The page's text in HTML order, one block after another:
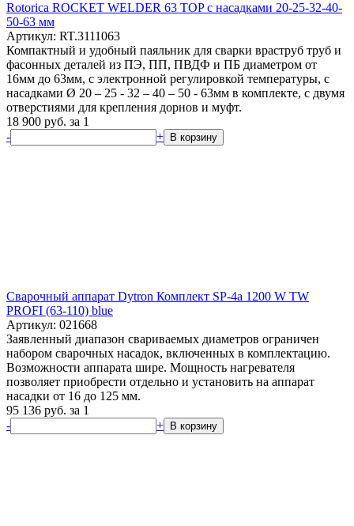
Rotorica ROCKET WELDER 63 TOP с насадками 20-25-32-40-
50-63 мм
Артикул: RT.3111063
Компактный и удобный паяльник для сварки враструб труб и
фасонных деталей из ПЭ, ПП, ПВДФ и ПБ диаметром от
16мм до 63мм, с электронной регулировкой температуры, с
насадками Ø 20 – 25 - 32 – 40 – 50 - 63мм в комплекте, с двумя
отверстиями для крепления дорнов и муфт.
18 900 руб. за 1
-
+ В корзину
Сварочный аппарат Dytron Комплект SP-4a 1200 W TW
PROFI (63-110) blue
Артикул: 021668
Заявленный диапазон свариваемых диаметров ограничен
набором сварочных насадок, включенных в комплектацию.
Возможности аппарата шире. Мощность нагревателя
позволяет приобрести отдельно и установить на аппарат
насадки от 16 до 125 мм.
95 136 руб. за 1
-
+ В корзину